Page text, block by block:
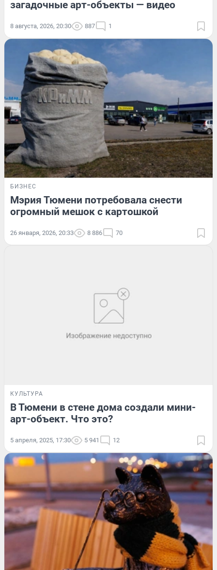
загадочные арт-объекты — видео
8 августа, 2026, 20:30 887 1
БИЗНЕС
Мэрия Тюмени потребовала снести
огромный мешок с картошкой
26 января, 2026, 20:33 8 886 70
КУЛЬТУРА
В Тюмени в стене дома создали мини-
арт-объект. Что это?
5 апреля, 2025, 17:30 5 941 12